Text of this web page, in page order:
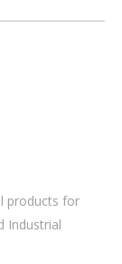
products for
Industrial